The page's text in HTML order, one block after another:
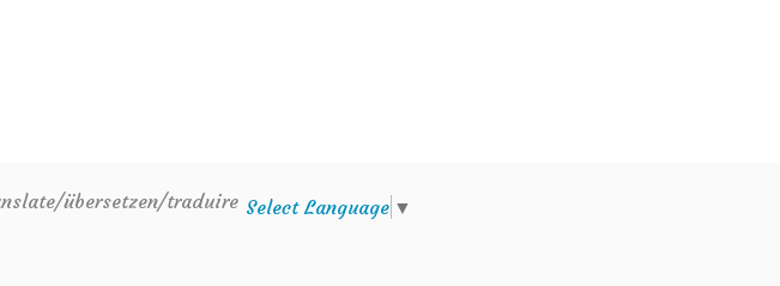
übersetzen/traduire Select Language ▼